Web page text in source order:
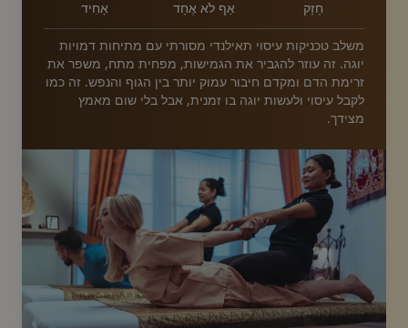
חָזָק אַף לֹא אֶחָד אָחִיד
משלב טכניקות עיסוי תאילנדי מסורתי עם מתיחות דמויות
יוגה. זה עוזר להגביר את הגמישות, מפחית מתח, משפר את
זרימת הדם ומקדם חיבור עמוק יותר בין הגוף והנפש. זה כמו
לקבל עיסוי ולעשות יוגה בו זמנית, אבל בלי שום מאמץ
מצידך.